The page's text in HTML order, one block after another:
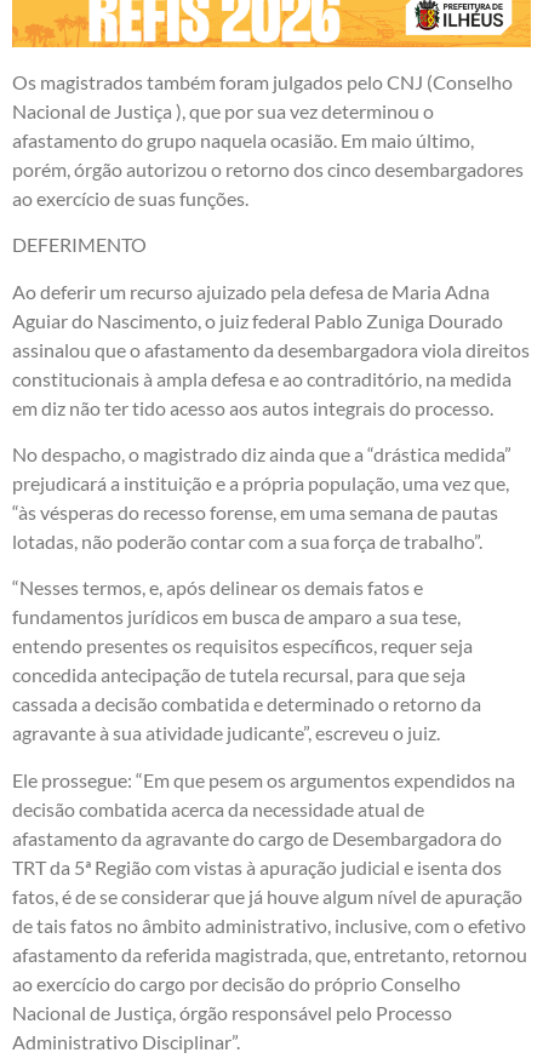
Os magistrados também foram julgados pelo CNJ (Conselho
Nacional de Justiça ), que por sua vez determinou o
afastamento do grupo naquela ocasião. Em maio último,
porém, órgão autorizou o retorno dos cinco desembargadores
ao exercício de suas funções.
DEFERIMENTO
Ao deferir um recurso ajuizado pela defesa de Maria Adna
Aguiar do Nascimento, o juiz federal Pablo Zuniga Dourado
assinalou que o afastamento da desembargadora viola direitos
constitucionais à ampla defesa e ao contraditório, na medida
em diz não ter tido acesso aos autos integrais do processo.
No despacho, o magistrado diz ainda que a “drástica medida”
prejudicará a instituição e a própria população, uma vez que,
“às vésperas do recesso forense, em uma semana de pautas
lotadas, não poderão contar com a sua força de trabalho”.
“Nesses termos, e, após delinear os demais fatos e
fundamentos jurídicos em busca de amparo a sua tese,
entendo presentes os requisitos específicos, requer seja
concedida antecipação de tutela recursal, para que seja
cassada a decisão combatida e determinado o retorno da
agravante à sua atividade judicante”, escreveu o juiz.
Ele prossegue: “Em que pesem os argumentos expendidos na
decisão combatida acerca da necessidade atual de
afastamento da agravante do cargo de Desembargadora do
TRT da 5ª Região com vistas à apuração judicial e isenta dos
fatos, é de se considerar que já houve algum nível de apuração
de tais fatos no âmbito administrativo, inclusive, com o efetivo
afastamento da referida magistrada, que, entretanto, retornou
ao exercício do cargo por decisão do próprio Conselho
Nacional de Justiça, órgão responsável pelo Processo
Administrativo Disciplinar”.